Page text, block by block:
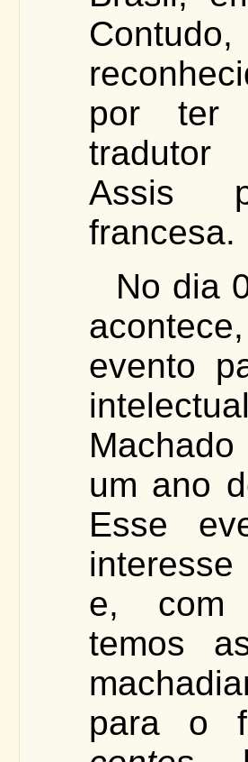
por ter
tradutor
Assis
francesa.
No dia
evento
um ano
Esse
e, com
temos
para o